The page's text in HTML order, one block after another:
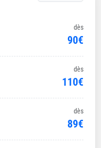
dès
90€
dès
110€
dès
89€